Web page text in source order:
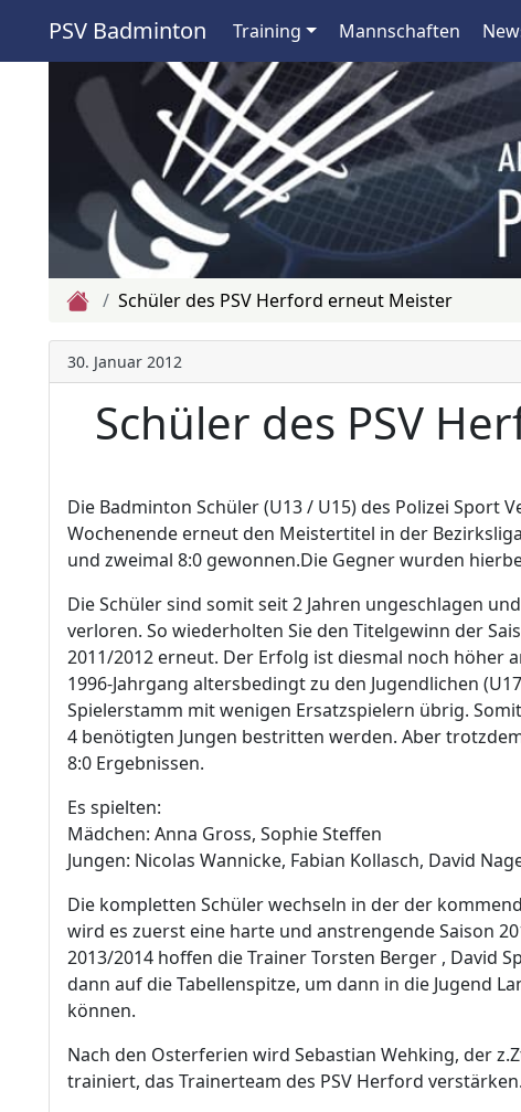
PSV Badminton Training Mannschaften
Zur Startseite
Schüler des PSV Herford erneut Meister
30. Januar 2012
Schüler des PSV
Die Badminton Schüler (U13 / U15) des Polizei Sport
Wochenende erneut den Meistertitel in der
und zweimal 8:0 gewonnen.Die Gegner wurden
Die Schüler sind somit seit 2 Jahren ungeschlagen
verloren. So wiederholten Sie den Titelgewinn der
2011/2012 erneut. Der Erfolg ist diesmal noch höher
1996-Jahrgang altersbedingt zu den Jugendlichen
Spielerstamm mit wenigen Ersatzspielern übrig.
4 benötigten Jungen bestritten werden. Aber
8:0 Ergebnissen.
Es spielten:
Mädchen: Anna Gross, Sophie Steffen
Jungen: Nicolas Wannicke, Fabian Kollasch, David
Die kompletten Schüler wechseln in der der
wird es zuerst eine harte und anstrengende Saison
2013/2014 hoffen die Trainer Torsten Berger , David
dann auf die Tabellenspitze, um dann in die Jugend
können.
Nach den Osterferien wird Sebastian Wehking, der
trainiert, das Trainerteam des PSV Herford verstärken.